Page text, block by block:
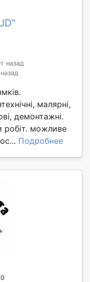
назад
малярні,
демонтажні.
робіт. можливе
Подробнее